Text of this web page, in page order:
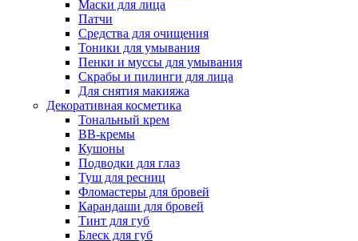
Маски для лица
Патчи
Средства для очищения
Тоники для умывания
Пенки и муссы для умывания
Скрабы и пилинги для лица
Для снятия макияжа
Декоративная косметика
Тональный крем
BB-кремы
Кушоны
Подводки для глаз
Туш для ресниц
Фломастеры для бровей
Карандаши для бровей
Тинт для губ
Блеск для губ